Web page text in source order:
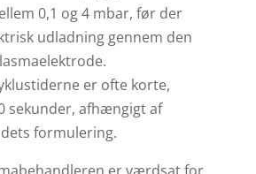
0,1 og 4 mbar, før der
udladning gennem den
er ofte korte,
sekunder, afhængigt af
formulering.